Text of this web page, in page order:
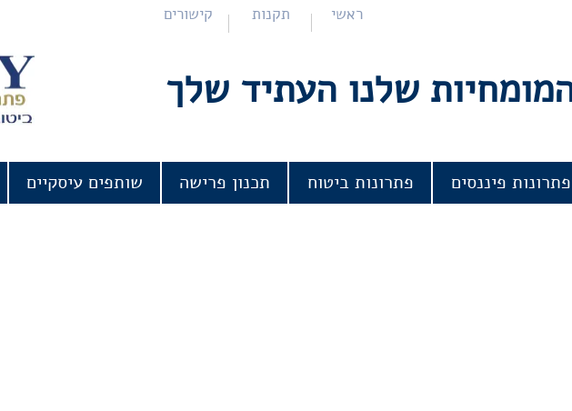
קישורים תקנות ראשי
שלנו העתיד שלך
פתרונות פיננסים פתרונות ביטוח תכנון פרישה שותפים עיסקיים